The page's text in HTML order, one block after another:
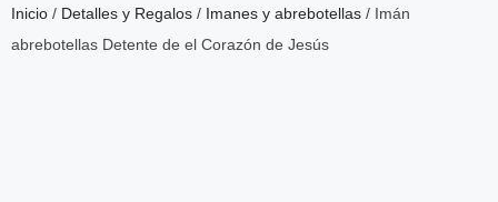
Inicio / Detalles y Regalos / Imanes y abrebotellas / Imán
abrebotellas Detente de el Corazón de Jesús